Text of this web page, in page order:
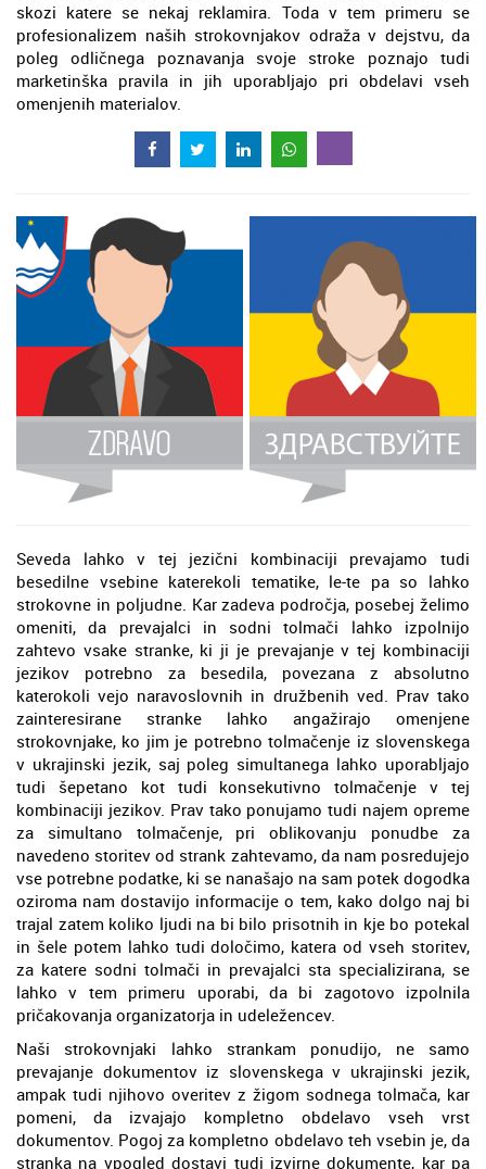
skozi katere se nekaj reklamira. Toda v tem primeru se
profesionalizem naših strokovnjakov odraža v dejstvu, da
poleg odličnega poznavanja svoje stroke poznajo tudi
marketinška pravila in jih uporabljajo pri obdelavi vseh
omenjenih materialov.
Seveda lahko v tej jezični kombinaciji prevajamo tudi
besedilne vsebine katerekoli tematike, le-te pa so lahko
strokovne in poljudne. Kar zadeva področja, posebej želimo
omeniti, da prevajalci in sodni tolmači lahko izpolnijo
zahtevo vsake stranke, ki ji je prevajanje v tej kombinaciji
jezikov potrebno za besedila, povezana z absolutno
katerokoli vejo naravoslovnih in družbenih ved. Prav tako
zainteresirane stranke lahko angažirajo omenjene
strokovnjake, ko jim je potrebno tolmačenje iz slovenskega
v ukrajinski jezik, saj poleg simultanega lahko uporabljajo
tudi šepetano kot tudi konsekutivno tolmačenje v tej
kombinaciji jezikov. Prav tako ponujamo tudi najem opreme
za simultano tolmačenje, pri oblikovanju ponudbe za
navedeno storitev od strank zahtevamo, da nam posredujejo
vse potrebne podatke, ki se nanašajo na sam potek dogodka
oziroma nam dostavijo informacije o tem, kako dolgo naj bi
trajal zatem koliko ljudi na bi bilo prisotnih in kje bo potekal
in šele potem lahko tudi določimo, katera od vseh storitev,
za katere sodni tolmači in prevajalci sta specializirana, se
lahko v tem primeru uporabi, da bi zagotovo izpolnila
pričakovanja organizatorja in udeležencev.
Naši strokovnjaki lahko strankam ponudijo, ne samo
prevajanje dokumentov iz slovenskega v ukrajinski jezik,
ampak tudi njihovo overitev z žigom sodnega tolmača, kar
pomeni, da izvajajo kompletno obdelavo vseh vrst
dokumentov. Pogoj za kompletno obdelavo teh vsebin je, da
stranka na vpogled dostavi tudi izvirne dokumente, kar pa